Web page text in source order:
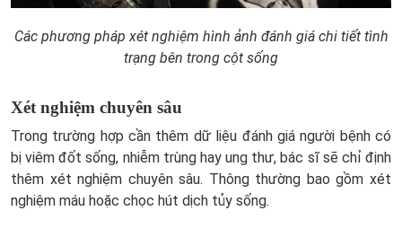
Các phương pháp xét nghiệm hình ảnh đánh giá chi tiết tình
trạng bên trong cột sống
Xét nghiệm chuyên sâu
Trong trường hợp cần thêm dữ liệu đánh giá người bệnh có
bị viêm đốt sống, nhiễm trùng hay ung thư, bác sĩ sẽ chỉ định
thêm xét nghiệm chuyên sâu. Thông thường bao gồm xét
nghiệm máu hoặc chọc hút dịch tủy sống.